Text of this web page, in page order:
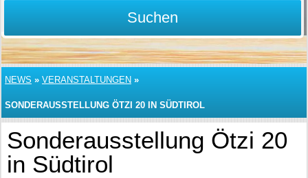
Suchen
NEWS » VERANSTALTUNGEN »
SONDERAUSSTELLUNG ÖTZI 20 IN SÜDTIROL
Sonderausstellung Ötzi 20
in Südtirol